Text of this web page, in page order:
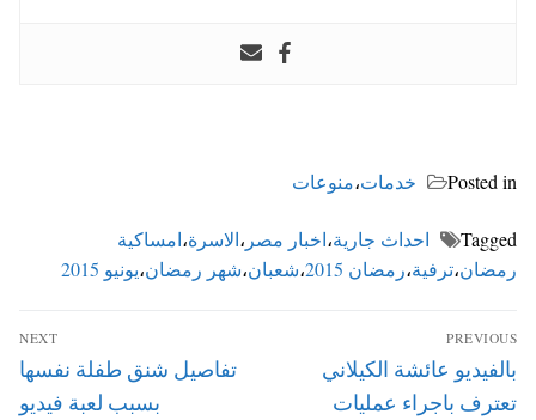
Posted in خدمات،منوعات
Tagged احداث جارية،اخبار مصر ،الاسرة،امساكية
رمضان،ترفية،رمضان 2015 ،شعبان،شهر رمضان،يونيو 2015
تصفّح
المقالات
PREVIOUS
Previous
post:
بالفيديو عائشة الكيلاني
تعترف باجراء عمليات
NEXT
Next
تفاصيل شنق طفلة نفسها
بسبب لعبة فيديو